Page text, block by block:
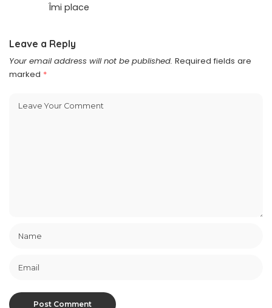
Îmi place
Leave a Reply
Your email address will not be published. Required fields are
marked *